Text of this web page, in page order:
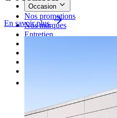
Occasion
Nos promotions
Nos marques
Entretien
En savoir plus